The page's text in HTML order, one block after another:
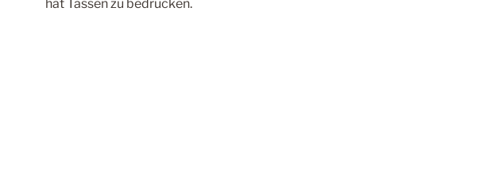
hat Tassen zu bedrucken.